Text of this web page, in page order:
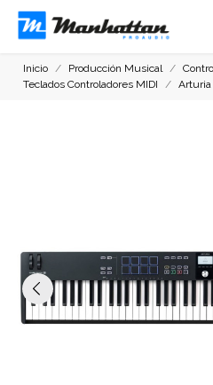
Inicio Producción Musical
Teclados Controladores MIDI
Arturia